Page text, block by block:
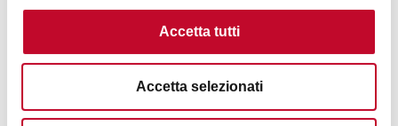
Accetta tutti
Accetta selezionati